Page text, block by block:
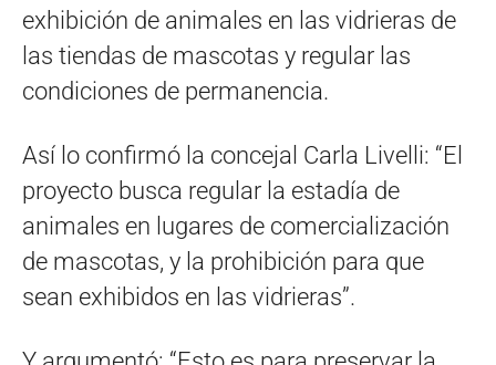
exhibición de animales en las vidrieras de
las tiendas de mascotas y regular las
condiciones de permanencia.
Así lo confirmó la concejal Carla Livelli: “El
proyecto busca regular la estadía de
animales en lugares de comercialización
de mascotas, y la prohibición para que
sean exhibidos en las vidrieras”.